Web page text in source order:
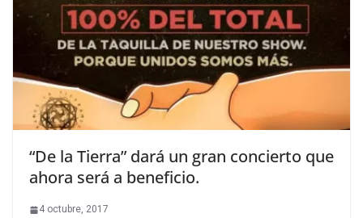
“De la Tierra” dará un gran concierto que
ahora será a beneficio.
4 octubre, 2017